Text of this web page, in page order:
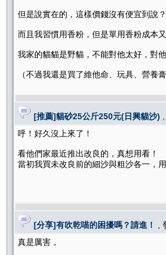
但是說實在的，這樣價錢沒有便宜到說？
而且我習慣用香粉，但是單用香粉成本
我家的貓貓是野貓，不能對他太好，對
（不過我還是買了維他命、玩具、營
[推薦]貓砂25公斤250元(日興貓沙)
呼！好久沒上來了！
看他們家最近推出改良的，真想用看！
當初我買未改良前的細沙與粗沙各一，
[分享]有吹乾喵的困擾嗎？請進！ ,
真是厲害，